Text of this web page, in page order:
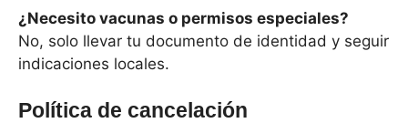
¿Necesito vacunas o permisos especiales?
No, solo llevar tu documento de identidad y seguir
indicaciones locales.
Política de cancelación